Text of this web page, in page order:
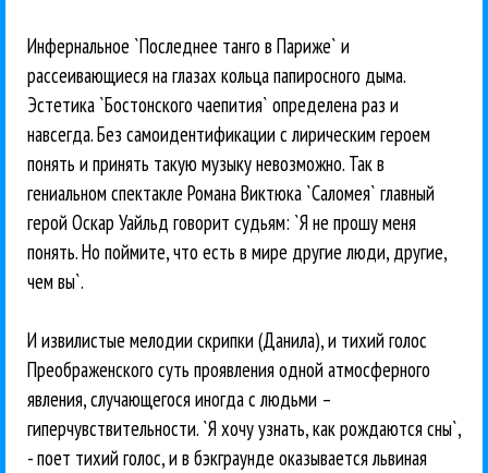
Инфернальное `Последнее танго в Париже` и
рассеивающиеся на глазах кольца папиросного дыма.
Эстетика `Бостонского чаепития` определена раз и
навсегда. Без самоидентификации с лирическим героем
понять и принять такую музыку невозможно. Так в
гениальном спектакле Романа Виктюка `Саломея` главный
герой Оскар Уайльд говорит судьям: `Я не прошу меня
понять. Но поймите, что есть в мире другие люди, другие,
чем вы`.
И извилистые мелодии скрипки (Данила), и тихий голос
Преображенского суть проявления одной атмосферного
явления, случающегося иногда с людьми –
гиперчувствительности. `Я хочу узнать, как рождаются сны`,
- поет тихий голос, и в бэкграунде оказывается львиная